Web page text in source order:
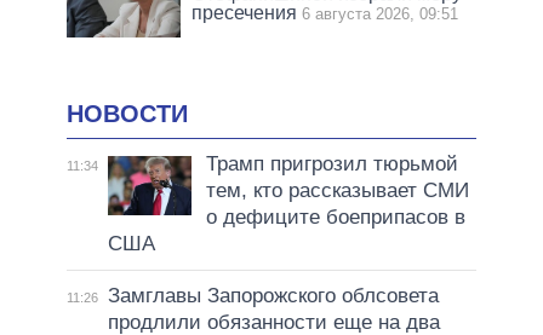
пресечения 6 августа 2026, 09:51
НОВОСТИ
11:34
Трамп пригрозил тюрьмой
тем, кто рассказывает СМИ
о дефиците боеприпасов в
США
11:26
Замглавы Запорожского облсовета
продлили обязанности еще на два